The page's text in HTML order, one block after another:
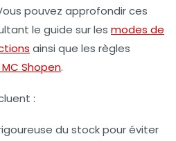
pouvez approfondir ces
le guide sur les modes de
ainsi que les règles
Shopen.
:
du stockpour éviter